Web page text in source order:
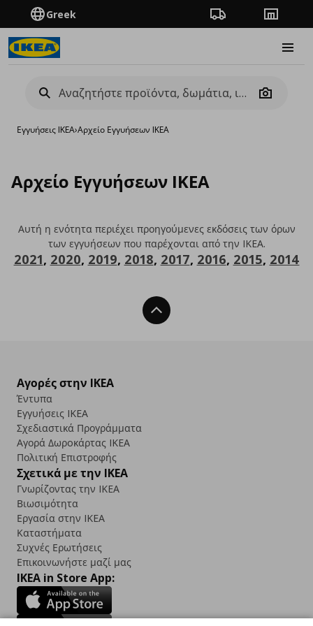
Greek Πορεία παραγγελίας
Camera
Εγγυήσεις IKEA›Αρχείο Εγγυήσεων IKEA
Αρχείο Εγγυήσεων IKEA
Αυτή η ενότητα περιέχει προηγούμενες εκδόσεις των όρων
των εγγυήσεων που παρέχονται από την IKEA.
2021, 2020, 2019, 2018, 2017, 2016, 2015, 2014
Back To Top
Αγορές στην IKEA
Έντυπα
Εγγυήσεις IKEA
Σχεδιαστικά Προγράμματα
Αγορά Δωρoκάρτας IKEA
Πολιτική Επιστροφής
Σχετικά με την IKEA
Γνωρίζοντας την IKEA
Βιωσιμότητα
Εργασία στην IKEA
Καταστήματα
Συχνές Ερωτήσεις
Επικοινωνήστε μαζί μας
IKEA in Store App: